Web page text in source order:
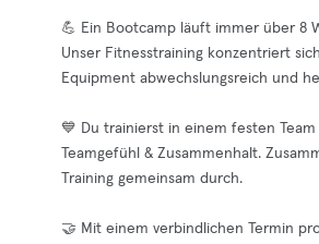
💪 Ein Bootcamp läuft immer über 8
Unser Fitnesstraining konzentriert
Equipment abwechslungsreich und
💙 Du trainierst in einem festen
Teamgefühl & Zusammenhalt.
Training gemeinsam durch.
🤝 Mit einem verbindlichen Termin